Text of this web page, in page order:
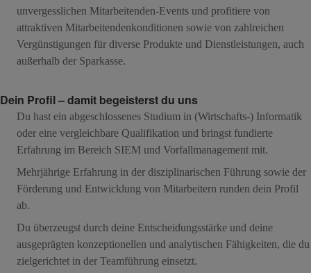
unvergesslichen Mitarbeitenden-Events und profitiere von
attraktiven Mitarbeitendenkonditionen sowie von zahlreichen
Vergünstigungen für diverse Produkte und Dienstleistungen, auch
außerhalb der Sparkasse.
Dein Profil – damit begeisterst du uns
Du hast ein abgeschlossenes Studium in (Wirtschafts-) Informatik
oder eine vergleichbare Qualifikation und bringst fundierte
Erfahrung im Bereich SIEM und Vorfallmanagement mit.
Mehrjährige Erfahrung in der disziplinarischen Führung sowie der
Förderung und Entwicklung von Mitarbeitern runden dein Profil
ab.
Du überzeugst durch deine Entscheidungsstärke und deine
ausgeprägten konzeptionellen und analytischen Fähigkeiten, die du
zielgerichtet in der Teamführung einsetzt.